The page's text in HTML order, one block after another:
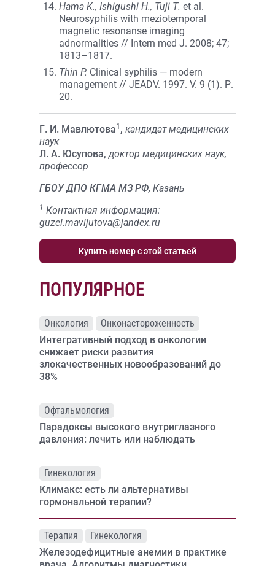
Hama K., Ishigushi Н., Tuji Т. et al.
Neurosyphilis with meziotemporal
magnetic resonanse imaging
adnormalities // Intern med J. 2008; 47;
1813–1817.
Thin P. Clinical syphilis — modern
management // JEADV. 1997. V. 9 (1). Р.
20.
Г. И. Мавлютова1 , кандидат медицинских
наук
Л. А. Юсупова,доктор медицинских наук,
профессор
ГБОУ ДПО КГМА МЗ РФ, Казань
1 Контактная информация:
guzel.mavljutova@jandex.ru
Купить номер с этой статьей
ПОПУЛЯРНОЕ
Онкология
Онконастороженность
Интегративный подход в онкологии
снижает риски развития
злокачественных новообразований до
38%
Офтальмология
Парадоксы высокого внутриглазного
давления: лечить или наблюдать
Гинекология
Климакс: есть ли альтернативы
гормональной терапии?
Терапия
Гинекология
Железодефицитные анемии в практике